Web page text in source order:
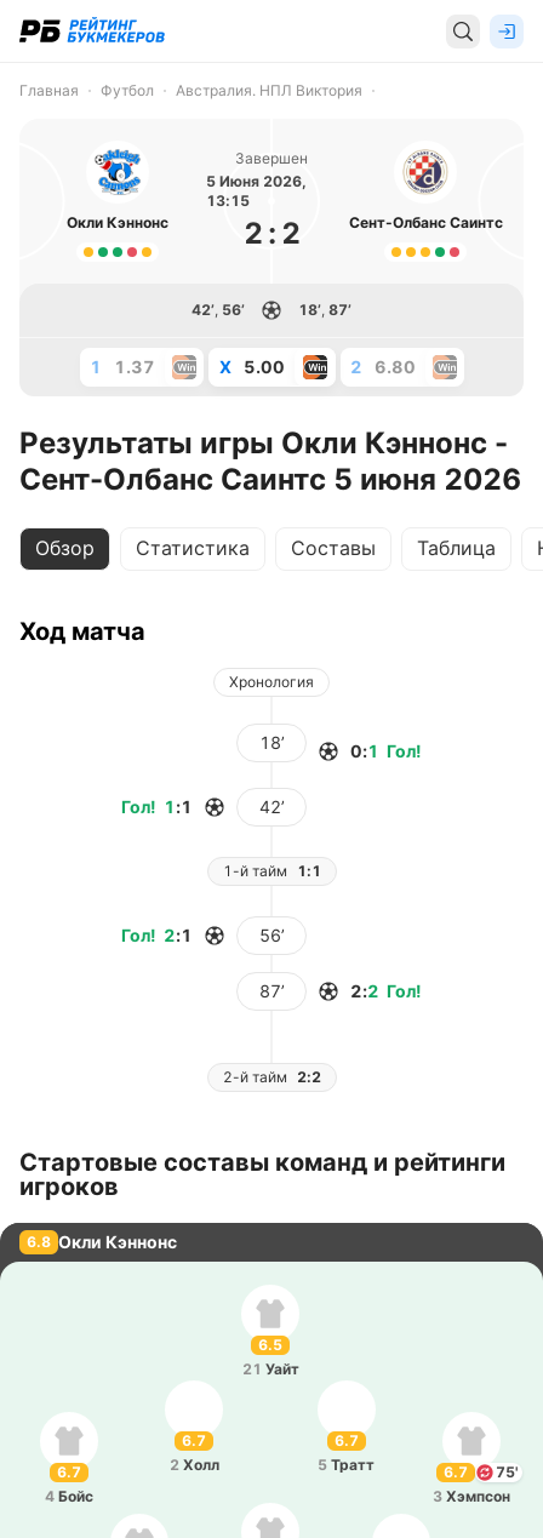
Главная Футбол Австралия. НПЛ Виктория
Окли Кэннонс
Завершен
5 Июня 2026,
13:15
2 : 2 Сент-Олбанс Саинтс
42’, 56’ 18’, 87’
1 1.37 X 5.00 2 6.80
Результаты игры Окли Кэннонс -
Сент-Олбанс Саинтс 5 июня 2026
Обзор Статистика Составы Таблица
Ход матча
Хронология
18’ Гол!
0:1
Гол! 1 :1 42’
1-й тайм 1:1
Гол! 2:1 56’
87’ Гол!
2:2
2-й тайм 2:2
Стартовые составы команд и рейтинги
игроков
6.8 Окли Кэннонс
6.5
21 Уайт
6.7
5 Тратт 6.7
75'
3 Хэ­мпсон
6.7
4 Бойс
6.7
2 Холл